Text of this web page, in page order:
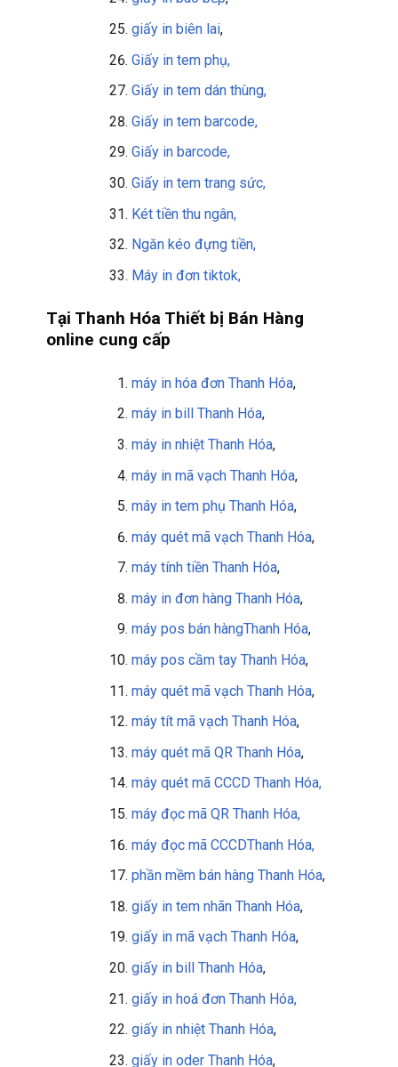
giấy in biên lai,
Giấy in tem phụ,
Giấy in tem dán thùng,
Giấy in tem barcode,
Giấy in barcode,
Giấy in tem trang sức,
Két tiền thu ngân,
Ngăn kéo đựng tiền,
Máy in đơn tiktok,
Tại Thanh Hóa Thiết bị Bán Hàng
online cung cấp
máy in hóa đơn Thanh Hóa,
máy in bill Thanh Hóa,
máy in nhiệt Thanh Hóa,
máy in mã vạch Thanh Hóa,
máy in tem phụ Thanh Hóa,
máy quét mã vạch Thanh Hóa,
máy tính tiền Thanh Hóa,
máy in đơn hàng Thanh Hóa,
máy pos bán hàngThanh Hóa,
máy pos cầm tay Thanh Hóa,
máy quét mã vạch Thanh Hóa,
máy tít mã vạch Thanh Hóa,
máy quét mã QR Thanh Hóa,
máy quét mã CCCD Thanh Hóa,
máy đọc mã QR Thanh Hóa,
máy đọc mã CCCDThanh Hóa,
phần mềm bán hàng Thanh Hóa,
giấy in tem nhãn Thanh Hóa,
giấy in mã vạch Thanh Hóa,
giấy in bill Thanh Hóa,
giấy in hoá đơn Thanh Hóa,
giấy in nhiệt Thanh Hóa,
giấy in oder Thanh Hóa,